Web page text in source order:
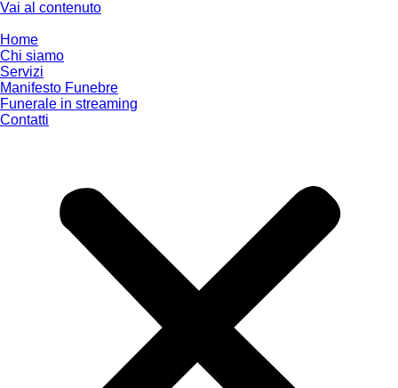
Vai al contenuto
Home
Chi siamo
Servizi
Manifesto Funebre
Funerale in streaming
Contatti